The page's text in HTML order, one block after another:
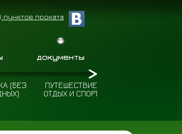
документы
пунктов проката
(БЕЗ
ПУТЕШЕСТВИЕ
ОТДЫХ И СПОРТ